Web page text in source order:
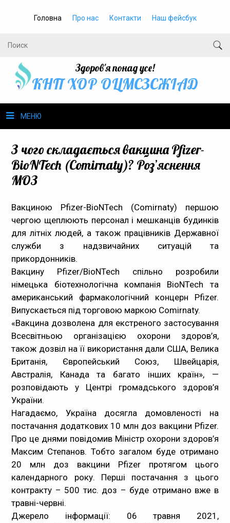
Головна Про нас Контакти Наш фейсбук
Здоров'я понад усе!
КНП ХОР ОЦМСЗСЖIАД
МЕНЮ
Громадське здоров’я
Громадянам
Медпрацівникам
Статистика
Документи
Контакти
Карта сайта
З чого складається вакцина Pfizer-
BioNTech (Comirnaty)? Роз’яснення
МОЗ
Вакциною Pfizer-BioNTech (Comirnaty) першою
чергою щеплюють персонал і мешканців будинків
для літніх людей, а також працівників Державної
служби з надзвичайних ситуацій та
прикордонників.
Вакцину Pfizer/BioNTech спільно розробили
німецька біотехнологічна компанія BioNTech та
американський фармакологічний концерн Pfizer.
Випускається під торговою маркою Comirnaty.
«Вакцина дозволена для екстреного застосування
Всесвітньою організацією охорони здоров’я,
також дозвіл на її використання дали США, Велика
Британія, Європейський Союз, Швейцарія,
Австралія, Канада та багато інших країн», —
розповідають у Центрі громадського здоров’я
України.
Нагадаємо, Україна досягла домовленості на
постачання додаткових 10 млн доз вакцини Pfizer.
Про це днями повідомив Міністр охорони здоров’я
Максим Степанов. Тобто загалом буде отримано
20 млн доз вакцини Pfizer протягом цього
календарного року. Перші постачання з цього
контракту – 500 тис. доз – буде отримано вже в
травні-червні.
Джерело інформації: 06 травня 2021,